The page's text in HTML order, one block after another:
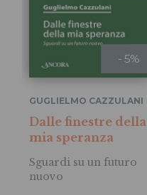
- 5%
GUGLIELMO CAZZULANI
Dalle finestre della
mia speranza
Sguardi su un futuro
nuovo